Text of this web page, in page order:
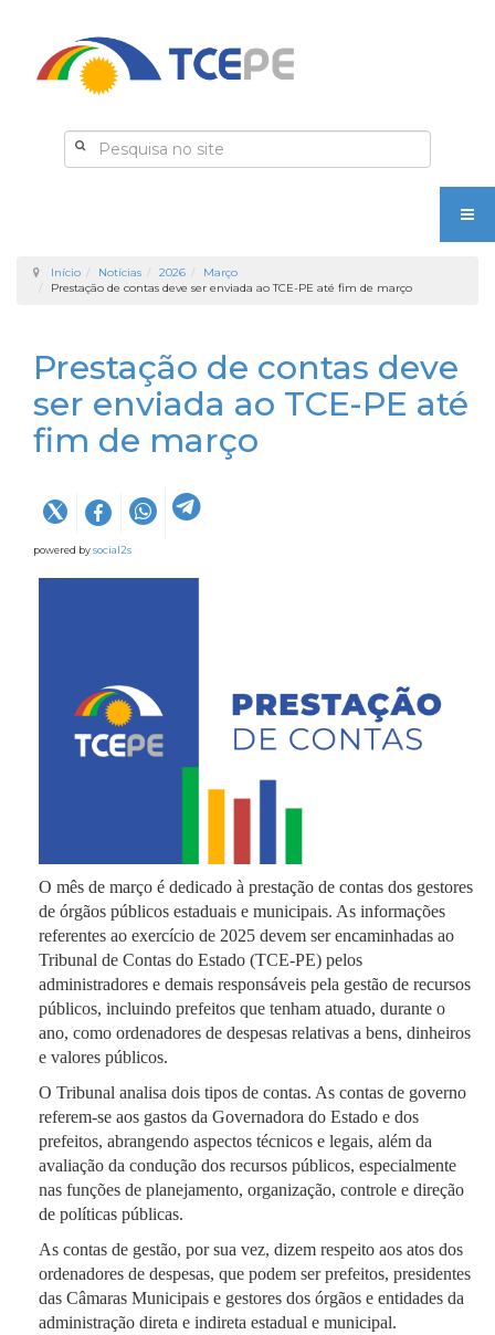
Início Notícias 2026
Março
Prestação de contas deve ser enviada ao TCE-PE até fim de março
Prestação de contas deve
ser enviada ao TCE-PE até
fim de março
powered bysocial2s
O mês de março é dedicado à prestação de contas dos gestores
de órgãos públicos estaduais e municipais. As informações
referentes ao exercício de 2025 devem ser encaminhadas ao
Tribunal de Contas do Estado (TCE-PE) pelos
administradores e demais responsáveis pela gestão de recursos
públicos, incluindo prefeitos que tenham atuado, durante o
ano, como ordenadores de despesas relativas a bens, dinheiros
e valores públicos.
O Tribunal analisa dois tipos de contas. As contas de governo
referem-se aos gastos da Governadora do Estado e dos
prefeitos, abrangendo aspectos técnicos e legais, além da
avaliação da condução dos recursos públicos, especialmente
nas funções de planejamento, organização, controle e direção
de políticas públicas.
As contas de gestão, por sua vez, dizem respeito aos atos dos
ordenadores de despesas, que podem ser prefeitos, presidentes
das Câmaras Municipais e gestores dos órgãos e entidades da
administração direta e indireta estadual e municipal.